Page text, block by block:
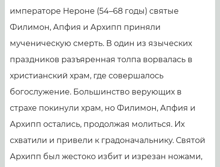
императоре Нероне (54–68 годы) святые
Филимон, Апфия и Архипп приняли
мученическую смерть. В один из языческих
праздников разъяренная толпа ворвалась в
христианский храм, где совершалось
богослужение. Большинство верующих в
страхе покинули храм, но Филимон, Апфия и
Архипп остались, продолжая молиться. Их
схватили и привели к градоначальнику. Святой
Архипп был жестоко избит и изрезан ножами,